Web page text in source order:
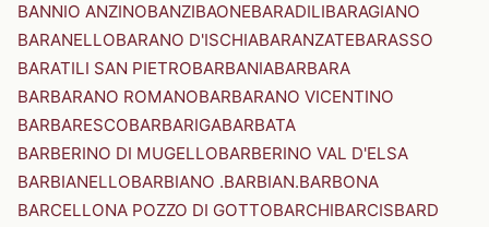
BANNIO ANZINOBANZIBAONEBARADILIBARAGIANO
BARANELLOBARANO D'ISCHIABARANZATEBARASSO
BARATILI SAN PIETROBARBANIABARBARA
BARBARANO ROMANOBARBARANO VICENTINO
BARBARESCOBARBARIGABARBATA
BARBERINO DI MUGELLOBARBERINO VAL D'ELSA
BARBIANELLOBARBIANO .BARBIAN.BARBONA
BARCELLONA POZZO DI GOTTOBARCHIBARCISBARD